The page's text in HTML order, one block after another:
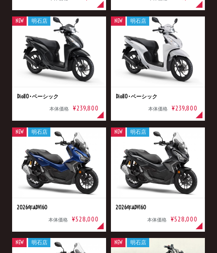
Dio110･ベーシック
本体価格 ¥239,800
NEW 明石店
Dio110･ベーシック
本体価格 ¥239,800
NEW 明石店
2026年ADV160
本体価格 ¥528,000
NEW 明石店
2026年ADV160
本体価格 ¥528,000
NEW 明石店
NEW 明石店 NEW 明石店